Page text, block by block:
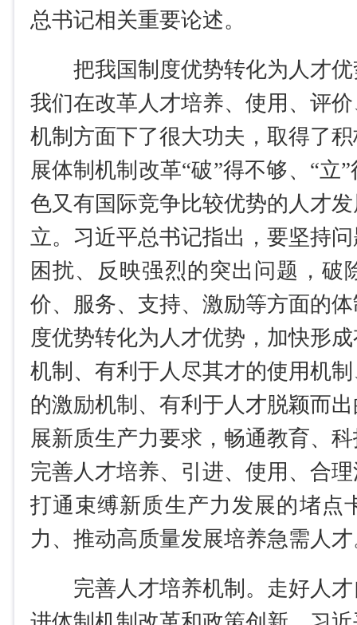
总书记相关重要论述。
把我国制度优势转化为人才优
我们在改革人才培养、使用、评
机制方面下了很大功夫，取得了
展体制机制改革“破”得不够、“立
色又有国际竞争比较优势的人才
立。习近平总书记指出，要坚持
困扰、反映强烈的突出问题，破
价、服务、支持、激励等方面的
度优势转化为人才优势，加快形
机制、有利于人尽其才的使用机
的激励机制、有利于人才脱颖而
展新质生产力要求，畅通教育、
完善人才培养、引进、使用、合
打通束缚新质生产力发展的堵点
力、推动高质量发展培养急需人
完善人才培养机制。走好人才